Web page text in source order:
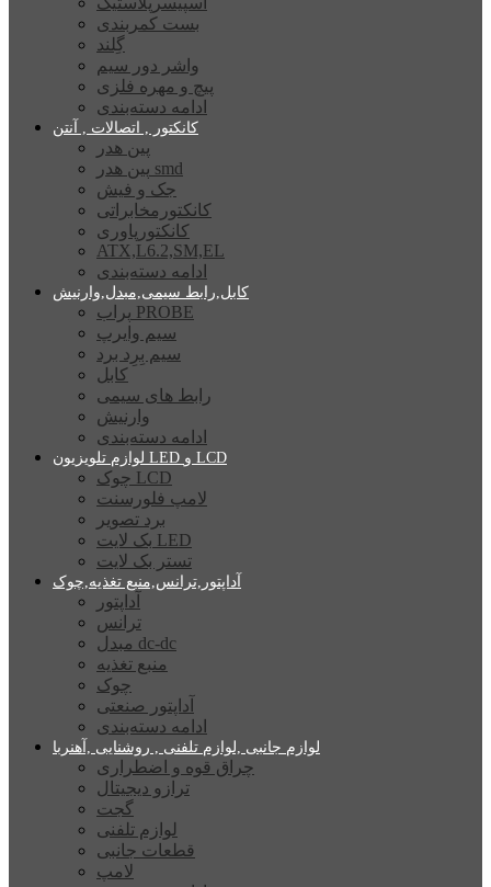
بست کمربندی
گِلند
واشر دور سیم
پیچ و مهره فلزی
ادامه دسته‌بندی
کانکتور , اتصالات , آنتن
پین هدر
پین هدر smd
جک و فیش
کانکتورمخابراتی
کانکتورپاوری
ATX,L6.2,SM,EL
ادامه دسته‌بندی
کابل,رابط سیمی,مبدل,وارنیش
پراب PROBE
سیم وایرپ
سیم بِرِد برد
کابل
رابط های سیمی
وارنیش
ادامه دسته‌بندی
لوازم تلویزیون LED و LCD
چوک LCD
لامپ فلورسنت
برد تصویر
بک لایت LED
تستر بک لایت
آداپتور,ترانس,منبع تغذیه,چوک
آداپتور
ترانس
مبدل dc-dc
منبع تغذیه
چوک
آداپتور صنعتی
ادامه دسته‌بندی
لوازم جانبی ,لوازم تلفنی , روشنایی ,آهنربا
چراق قوه و اضطراری
ترازو دیجیتال
گجت
لوازم تلفنی
قطعات جانبی
لامپ